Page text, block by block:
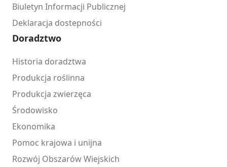
Biuletyn Informacji Publicznej
Deklaracja dostepności
Doradztwo
Historia doradztwa
Produkcja roślinna
Produkcja zwierzęca
Środowisko
Ekonomika
Pomoc krajowa i unijna
Rozwój Obszarów Wiejskich